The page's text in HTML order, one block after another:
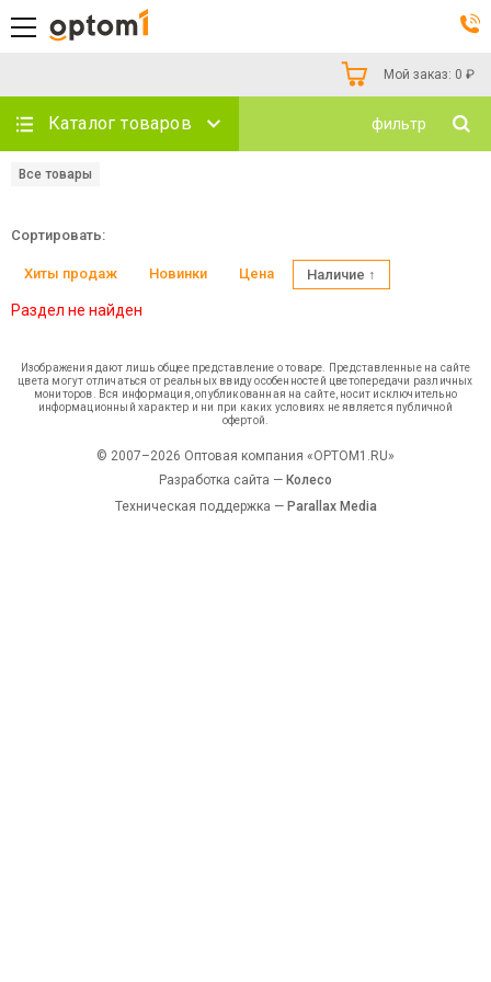
Мой заказ: 0 ₽
Каталог товаров фильтр
Все товары
Сортировать:
Хиты продаж Новинки Цена Наличие ↑
Раздел не найден
Изображения дают лишь общее представление о товаре. Представленные на сайте
цвета могут отличаться от реальных ввиду особенностей цветопередачи различных
мониторов. Вся информация, опубликованная на сайте, носит исключительно
информационный характер и ни при каких условиях не является публичной
офертой.
© 2007–2026 Оптовая компания «OPTOM1.RU»
Разработка сайта — Колесо
Техническая поддержка — Parallax Media